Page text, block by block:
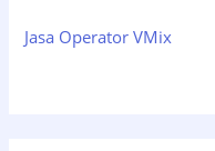
Jasa Operator VMix